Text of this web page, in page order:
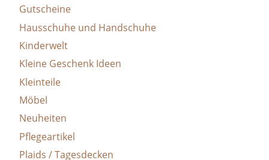
Gutscheine
Hausschuhe und Handschuhe
Kinderwelt
Kleine Geschenk Ideen
Kleinteile
Möbel
Neuheiten
Pflegeartikel
Plaids / Tagesdecken